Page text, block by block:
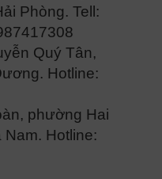
Phòng. Tell:
Quý Tân,
Hotline:
phường Hai
Nam. Hotline: